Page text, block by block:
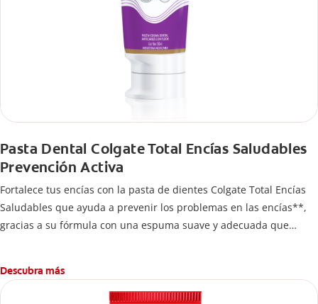
Pasta Dental Colgate Total Encías Saludables
Prevención Activa
Fortalece tus encías con la pasta de dientes Colgate Total Encías
Saludables que ayuda a prevenir los problemas en las encías**,
gracias a su fórmula con una espuma suave y adecuada que
Descubra más